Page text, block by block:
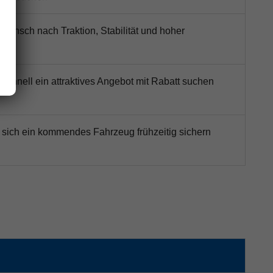
Wunsch nach Traktion, Stabilität und hoher
schnell ein attraktives Angebot mit Rabatt suchen
sich ein kommendes Fahrzeug frühzeitig sichern